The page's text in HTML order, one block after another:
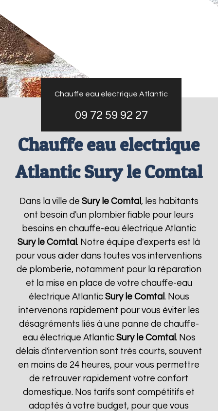
Chauffe eau electrique Atlantic
09 72 59 92 27
Chauffe eau electrique
Atlantic Sury le Comtal
Dans la ville de Sury le Comtal , les habitants
ont besoin d'un plombier fiable pour leurs
besoins en chauffe-eau électrique Atlantic
Sury le Comtal. Notre équipe d'experts est là
pour vous aider dans toutes vos interventions
de plomberie, notamment pour la réparation
et la mise en place de votre chauffe-eau
électrique Atlantic Sury le Comtal . Nous
intervenons rapidement pour vous éviter les
désagréments liés à une panne de chauffe-
eau électrique Atlantic Sury le Comtal . Nos
délais d'intervention sont très courts, souvent
en moins de 24 heures, pour vous permettre
de retrouver rapidement votre confort
domestique. Nos tarifs sont compétitifs et
adaptés à votre budget, pour que vous